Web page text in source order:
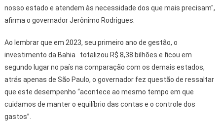
nosso estado e atendem às necessidade dos que mais precisam",
afirma o governador Jerônimo Rodrigues.
Ao lembrar que em 2023, seu primeiro ano de gestão, o
investimento da Bahia totalizou R$ 8,38 bilhões e ficou em
segundo lugar no país na comparação com os demais estados,
atrás apenas de São Paulo, o governador fez questão de ressaltar
que este desempenho “acontece ao mesmo tempo em que
cuidamos de manter o equilíbrio das contas e o controle dos
gastos”.